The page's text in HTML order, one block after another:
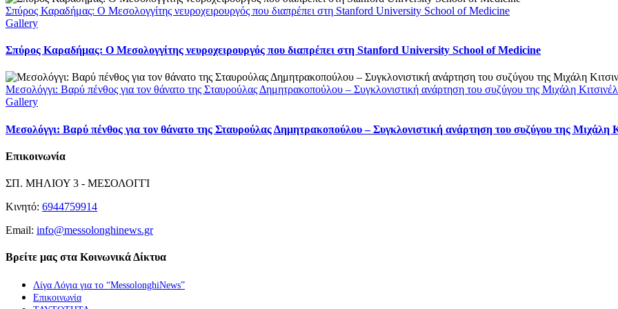
Σπύρος Καραδήμας: Ο Μεσολογγίτης νευροχειρουργός που διαπρέπει στη Stanford University School of Medicine
Gallery
Σπύρος Καραδήμας: Ο Μεσολογγίτης νευροχειρουργός που διαπρέπει στη Stanford University School of Medicine
Μεσολόγγι: Βαρύ πένθος για τον θάνατο της Σταυρούλας Δημητρακοπούλου – Συγκλονιστική ανάρτηση του συζύγου της Μιχάλη
Gallery
Μεσολόγγι: Βαρύ πένθος για τον θάνατο της Σταυρούλας Δημητρακοπούλου – Συγκλονιστική ανάρτηση του συζύγου της Μιχάλη
Επικοινωνία
ΣΠ. ΜΗΛΙΟΥ 3 - ΜΕΣΟΛΟΓΓΙ
Κινητό: 6944759914
Email: info@messolonghinews.gr
Βρείτε μας στα Κοινωνικά Δίκτυα
Λίγα Λόγια για το “MessolonghiNews”
Επικοινωνία